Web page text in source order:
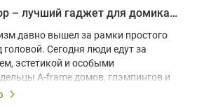
Почему проектор – лучший гаджет для домика в глэмпинге
давно вышел за рамки простого
Сегодня люди едут за
эстетикой и особыми
A-frame домов, глэмпингов и
конкуренция растет, и